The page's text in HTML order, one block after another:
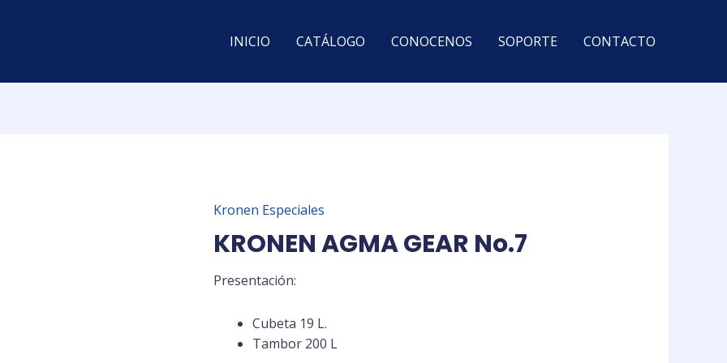
INICIO CATÁLOGO CONOCENOS SOPORTE CONTACTO
Kronen Especiales
KRONEN AGMA GEAR No.7
Presentación:
Cubeta 19 L.
Tambor 200 L